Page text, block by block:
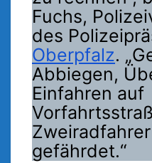
Fuchs,
des
Oberpfalz.
Abbiegen,
Einfahren auf
gefährdet.“